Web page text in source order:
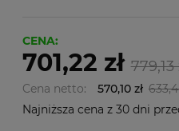
CENA:
701,22 zł 779,13
Cena netto: 570,10 zł
Najniższa cena z 30 dni